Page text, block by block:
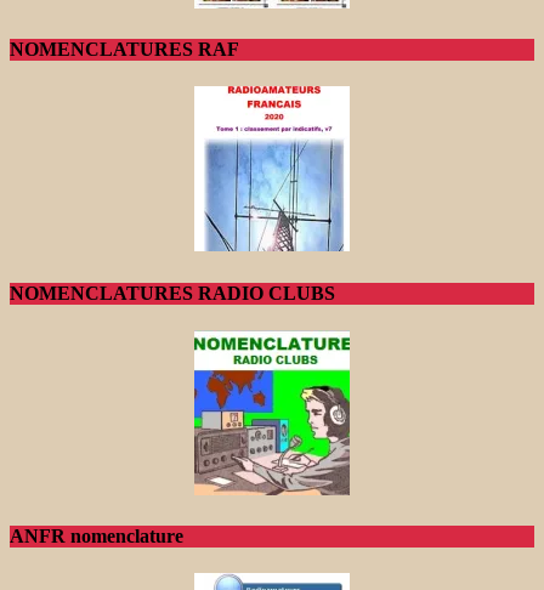
NOMENCLATURES RAF
NOMENCLATURES RADIO CLUBS
ANFR nomenclature